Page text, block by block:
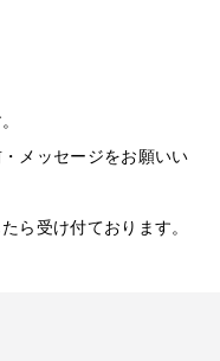
メッセージをお願いい
ら受け付ております。